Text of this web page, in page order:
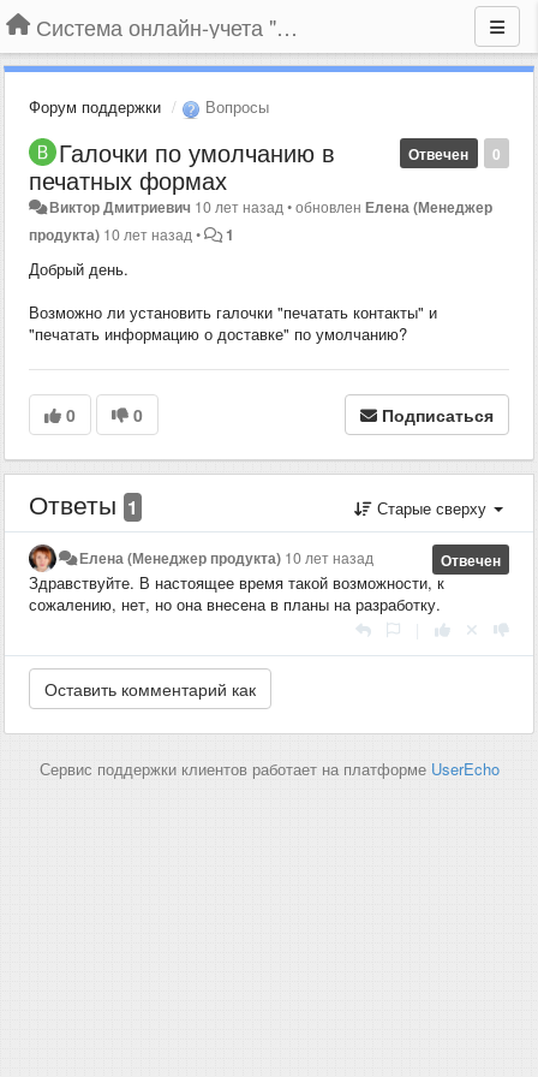
Система онлайн-учета "Большая Птица"
Форум поддержки Вопросы
0
Отвечен
Галочки по умолчанию в
печатных формах
Виктор Дмитриевич 10 лет назад •обновленЕлена (Менеджер
продукта) 10 лет назад • 1
Добрый день.
Возможно ли установить галочки "печатать контакты" и
"печатать информацию о доставке" по умолчанию?
0 0 Подписаться
Ответы 1 Старые сверху
Отвечен
Елена (Менеджер продукта) 10 лет назад
Здравствуйте. В настоящее время такой возможности, к
сожалению, нет, но она внесена в планы на разработку.
Сервис поддержки клиентов работает на платформе UserEcho